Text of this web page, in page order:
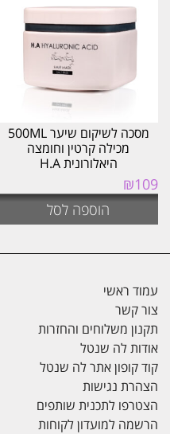
מסכה לשיקום שיער 500ML
מכילה קרטין וחומצה
היאלורונית H.A
₪109
הוספה לסל
עמוד ראשי
צור קשר
תקנון משלוחים והחזרות
אודות לה שנטל
קוד קופון אתר לה שנטל
הצהרת נגישות
הצטרפו לתכנית שותפים
הרשמה למועדון לקוחות